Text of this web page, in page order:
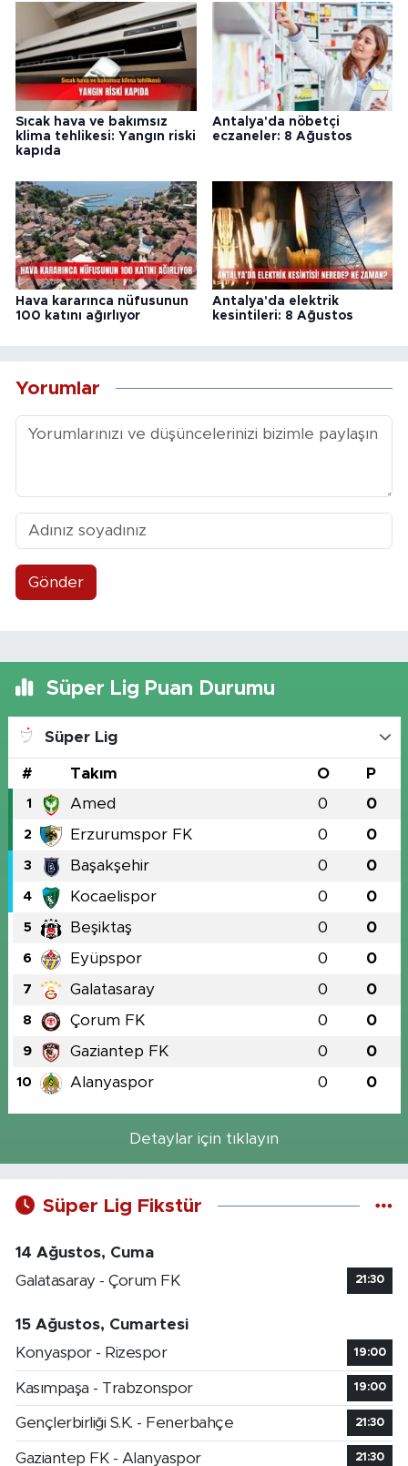
Sıcak hava ve bakımsız
klima tehlikesi: Yangın riski
kapıda
Antalya'da nöbetçi
eczaneler: 8 Ağustos
Hava kararınca nüfusunun
100 katını ağırlıyor
Antalya'da elektrik
kesintileri: 8 Ağustos
Yorumlar
Gönder
Süper Lig Puan Durumu
Süper Lig
# Takım O P
1 Amed 0 0
2 Erzurumspor FK 0 0
3 Başakşehir 0 0
4 Kocaelispor 0 0
5 Beşiktaş 0 0
6 Eyüpspor 0 0
7 Galatasaray 0 0
8 Çorum FK 0 0
9 Gaziantep FK 0 0
10 Alanyaspor 0 0
Detaylar için tıklayın
Süper Lig Fikstür
14 Ağustos, Cuma
Galatasaray - Çorum FK
21:30
15 Ağustos, Cumartesi
Konyaspor - Rizespor
19:00
Kasımpaşa - Trabzonspor 19:00
Gençlerbirliği S.K. - Fenerbahçe 21:30
Gaziantep FK - Alanyaspor 21:30